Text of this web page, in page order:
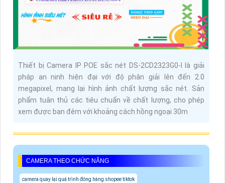
Thiết bị Camera IP POE sắc nét DS-2CD2323G0-I là giải
pháp an ninh hiện đại với độ phân giải lên đến 2.0
megapixel, mang lại hình ảnh chất lượng sắc nét. Sản
phẩm tuân thủ các tiêu chuẩn về chất lượng, cho phép
xem được ban đêm với khoảng cách hồng ngoại 30m
CAMERA THEO CHỨC NĂNG
camera quay lại quá trình đóng hàng shopee tiktok